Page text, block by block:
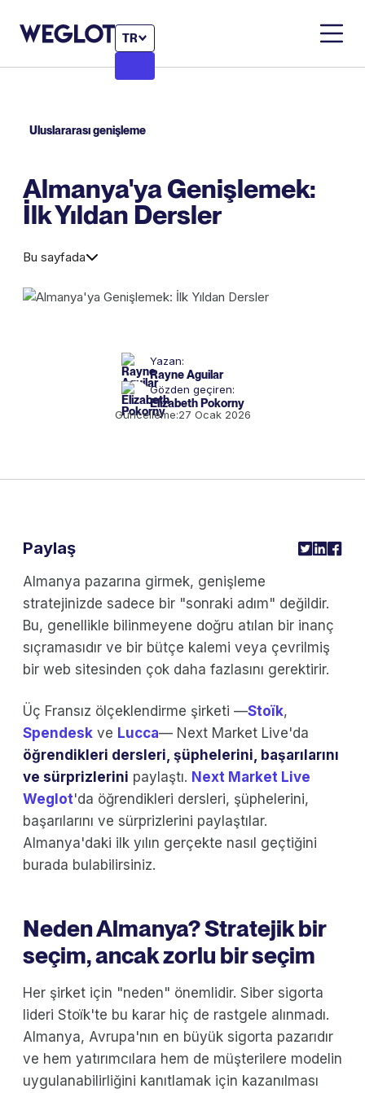
TR
Uluslararası genişleme
Almanya'ya Genişlemek:
İlk Yıldan Dersler
Bu sayfada
Yazan:
Rayne Aguilar
Gözden geçiren:
Elizabeth Pokorny
Güncelleme:27 Ocak 2026
Almanya pazarına girmek, genişleme
stratejinizde sadece bir "sonraki adım" değildir.
Bu, genellikle bilinmeyene doğru atılan bir inanç
sıçramasıdır ve bir bütçe kalemi veya çevrilmiş
bir web sitesinden çok daha fazlasını gerektirir.
Üç Fransız ölçeklendirme şirketi —Stoïk,
Spendesk ve Lucca— Next Market Live'da
öğrendikleri dersleri, şüphelerini, başarılarını
ve sürprizlerini paylaştı. Next Market Live
Weglot'da öğrendikleri dersleri, şüphelerini,
başarılarını ve sürprizlerini paylaştılar.
Almanya'daki ilk yılın gerçekte nasıl geçtiğini
burada bulabilirsiniz.
Neden Almanya? Stratejik bir
seçim, ancak zorlu bir seçim
Her şirket için "neden" önemlidir. Siber sigorta
lideri Stoïk'te bu karar hiç de rastgele alınmadı.
Almanya, Avrupa'nın en büyük sigorta pazarıdır
ve hem yatırımcılara hem de müşterilere modelin
uygulanabilirliğini kanıtlamak için kazanılması
Paylaş